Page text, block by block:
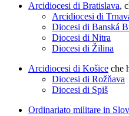
Arcidiocesi di Bratislava,
Arcidiocesi di
Diocesi di Banská
Diocesi di Nitra
Diocesi di Žilina
Arcidiocesi di Košice che
Diocesi di Rožňava
Diocesi di Spiš
Ordinariato militare in